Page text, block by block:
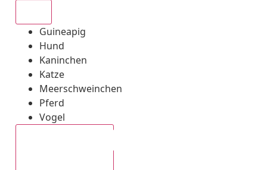
Guineapig
Hund
Kaninchen
Katze
Meerschweinchen
Pferd
Vogel